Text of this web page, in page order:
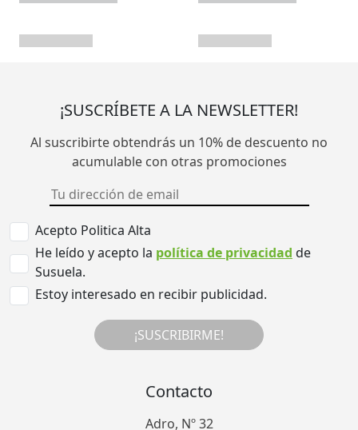
¡SUSCRÍBETE A LA NEWSLETTER!
Al suscribirte obtendrás un 10% de descuento no
acumulable con otras promociones
Acepto Politica Alta
He leído y acepto la política de privacidad de
Susuela.
Estoy interesado en recibir publicidad.
¡SUSCRIBIRME!
Contacto
Adro, Nº 32